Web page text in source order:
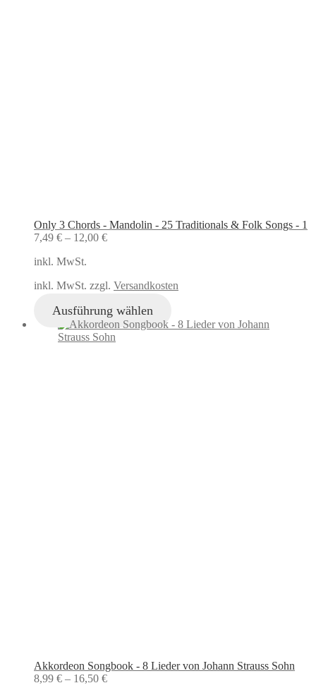
Only 3 Chords - Mandolin - 25 Traditionals & Folk Songs - 1
7,49 € – 12,00 €
inkl. MwSt.
inkl. MwSt. zzgl. Versandkosten
Ausführung wählen
Akkordeon Songbook - 8 Lieder von Johann Strauss Sohn
8,99 € – 16,50 €